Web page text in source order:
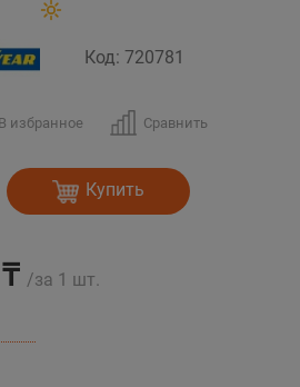
Код: 720781
В избранное Сравнить
Купить
/за 1 шт.